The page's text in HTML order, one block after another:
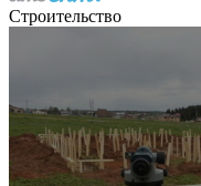
Строительство